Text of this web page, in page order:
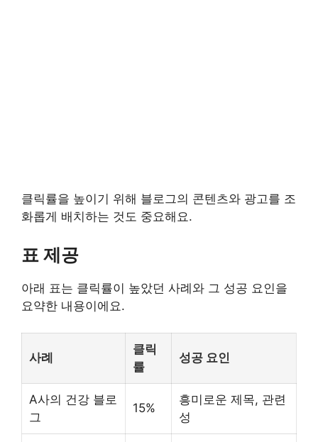
클릭률을 높이기 위해 블로그의 콘텐츠와 광고를 조
화롭게 배치하는 것도 중요해요.
표 제공
아래 표는 클릭률이 높았던 사례와 그 성공 요인을
요약한 내용이에요.
사례
클릭
률
성공 요인
A사의 건강 블로
그
15%
흥미로운 제목, 관련
성